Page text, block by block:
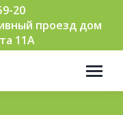
20
проезд дом
11А